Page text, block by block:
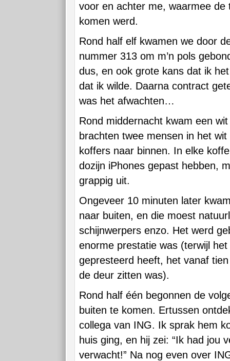
voor en achter me, waarmee de
komen werd.
Rond half elf kwamen we door
nummer 313 om m’n pols
dus, en ook grote kans dat ik
dat ik wilde. Daarna contract
was het afwachten…
Rond middernacht kwam een
brachten twee mensen in het
koffers naar binnen. In elke
dozijn iPhones gepast hebben,
grappig uit.
Ongeveer 10 minuten later
naar buiten, en die moest
schijnwerpers enzo. Het werd
enorme prestatie was (terwijl
gepresteerd heeft, het vanaf
de deur zitten was).
Rond half één begonnen de
buiten te komen. Ertussen
collega van ING. Ik sprak hem
huis ging, en hij zei: “Ik had jou
verwacht!” Na nog even over